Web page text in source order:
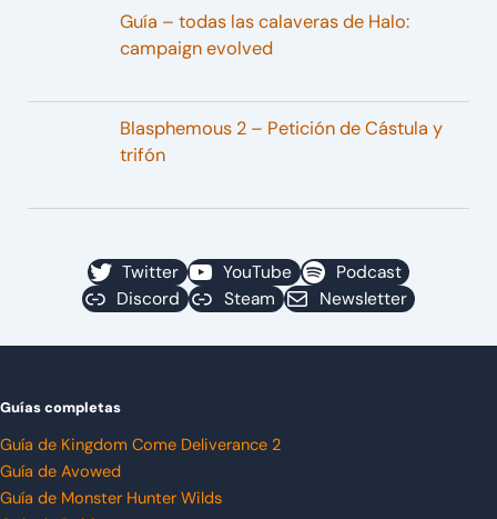
Guía – todas las calaveras de Halo:
campaign evolved
Blasphemous 2 – Petición de Cástula y
trifón
Twitter YouTube
Podcast
Discord
Steam Newsletter
Guías completas
Guía de Kingdom Come Deliverance 2
Guía de Avowed
Guía de Monster Hunter Wilds